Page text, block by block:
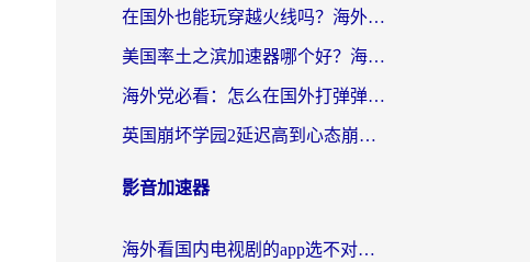
在国外也能玩穿越火线吗？海外玩家国服游戏畅玩终极指南
美国率土之滨加速器哪个好？海外党国服游戏畅玩终极指南（附多游戏解决方案）
海外党必看：怎么在国外打弹弹堂不卡？番茄加速器亲测指南
英国崩坏学园2延迟高到心态崩？海外党国服游戏加速终极指南
影音加速器
海外看国内电视剧的app选不对？这份回国加速器避坑指南帮你流畅追剧